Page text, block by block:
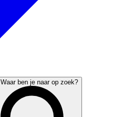
Waar ben je naar op zoek?